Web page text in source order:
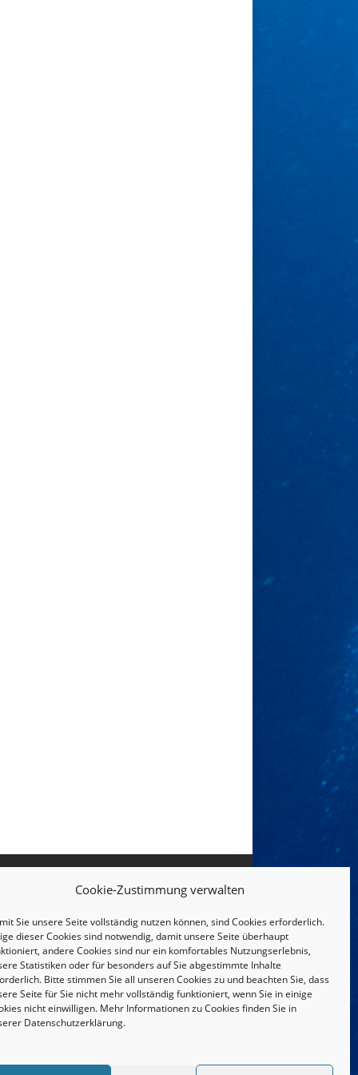
Cookie-Zustimmung verwalten
Sie unsere Seite vollständig nutzen können, sind Cookies erforderlich.
dieser Cookies sind notwendig, damit unsere Seite überhaupt
andere Cookies sind nur ein komfortables Nutzungserlebnis,
Statistiken oder für besonders auf Sie abgestimmte Inhalte
Bitte stimmen Sie all unseren Cookies zu und beachten Sie, dass
Seite für Sie nicht mehr vollständig funktioniert, wenn Sie in einige
nicht einwilligen. Mehr Informationen zu Cookies finden Sie in
Datenschutzerklärung.
IMPRESSUM UND DATENSCHUTZERKLÄRUNG